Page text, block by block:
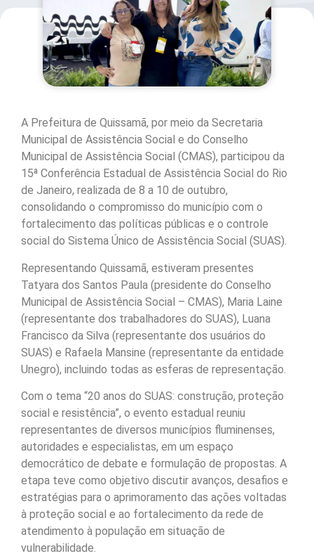
A Prefeitura de Quissamã, por meio da Secretaria
Municipal de Assistência Social e do Conselho
Municipal de Assistência Social (CMAS), participou da
15ª Conferência Estadual de Assistência Social do Rio
de Janeiro, realizada de 8 a 10 de outubro,
consolidando o compromisso do município com o
fortalecimento das políticas públicas e o controle
social do Sistema Único de Assistência Social (SUAS).
Representando Quissamã, estiveram presentes
Tatyara dos Santos Paula (presidente do Conselho
Municipal de Assistência Social – CMAS), Maria Laine
(representante dos trabalhadores do SUAS), Luana
Francisco da Silva (representante dos usuários do
SUAS) e Rafaela Mansine (representante da entidade
Unegro), incluindo todas as esferas de representação.
Com o tema “20 anos do SUAS: construção, proteção
social e resistência”, o evento estadual reuniu
representantes de diversos municípios fluminenses,
autoridades e especialistas, em um espaço
democrático de debate e formulação de propostas. A
etapa teve como objetivo discutir avanços, desafios e
estratégias para o aprimoramento das ações voltadas
à proteção social e ao fortalecimento da rede de
atendimento à população em situação de
vulnerabilidade.